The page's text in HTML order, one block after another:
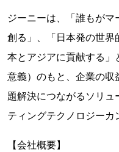
ジーニーは、「誰もが
創る」、「日本発の世界
本とアジアに貢献する
意義）のもと、企業の
題解決につながるソリ
ティングテクノロジーカ
【会社概要】